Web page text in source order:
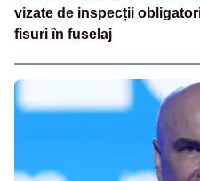
vizate de inspecții
fisuri în fuselaj